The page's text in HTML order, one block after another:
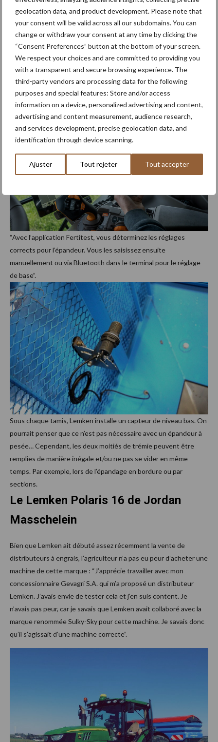
geolocation data, and product development. Please note that
your consent will be valid across all our subdomains. You can
change or withdraw your consent at any time by clicking the
“Consent Preferences” button at the bottom of your screen.
We respect your choices and are committed to providing you
with a transparent and secure browsing experience. The
third-party vendors are processing data for the following
purposes and special features: Store and/or access
information on a device, personalized advertising and content,
advertising and content measurement, audience research,
and services development, precise geolocation data, and
identification through device scanning.
Ajuster Tout rejeter Tout accepter
l’application Fertitest sur votre smartphone. Elle fournira les
réglages optimaux pour l’épandeur, à transférer manuellement ou
via Bluetooth dans la console pour la configuration de base.
Pendant l’épandage, le système de pesée vérifie toutes les 30
secondes ou tous les 100 kg si les orifices de dosage gauche et
droit sont correctement ouverts pour maintenir le bon débit (en
kg/ha)”.
“Avec l’application Fertitest, vous déterminez les réglages
corrects pour l’épandeur. Vous les saisissez ensuite
manuellement ou via Bluetooth dans le terminal pour le réglage
de base”.
Sous chaque tamis, Lemken installe un capteur de niveau bas. On
pourrait penser que ce n’est pas nécessaire avec un épandeur à
pesée… Cependant, les deux moitiés de trémie peuvent être
remplies de manière inégale et/ou ne pas se vider en même
temps. Par exemple, lors de l’épandage en bordure ou par
sections.
Le Lemken Polaris 16 de Jordan
Masschelein
Bien que Lemken ait débuté assez récemment la vente de
distributeurs à engrais, l’agriculteur n’a pas eu peur d’acheter une
machine de cette marque : “J’apprécie travailler avec mon
concessionnaire Gevagri S.A. qui m’a proposé un distributeur
Lemken. J’avais envie de tester cela et j’en suis content. Je
n’avais pas peur, car je savais que Lemken avait collaboré avec la
marque renommée Sulky-Sky pour cette machine. Je savais donc
qu’il s’agissait d’une machine correcte”.